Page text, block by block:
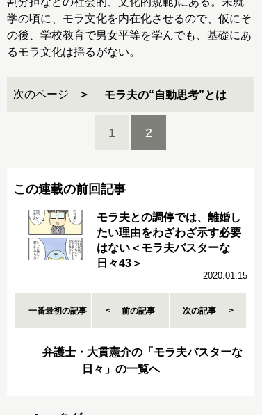
学の頃に、モラ文化を内在化させるので、仮にそ
の後、学校教育で男女平等を学んでも、基礎にあ
るモラ文化は揺るがない。
次のページ モラ夫の“自動思考”とは
1 2
この連載の前回記事
モラ夫との調停では、離婚し
たい理由をわざわざ示す必要
はない＜モラ夫バスターな
日々43＞
2020.01.15
一番最初の記事 前の記事 次の記事
弁護士・大貫憲介の「モラ夫バスターな
日々」の一覧へ